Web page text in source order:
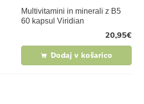
Multivitamini in minerali z B5
60 kapsul Viridian
20,95€
Dodaj v košarico